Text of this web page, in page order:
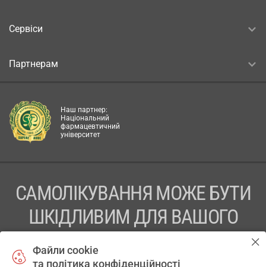
Сервіси
Партнерам
Наш партнер:
Національний
фармацевтичний
університет
САМОЛІКУВАННЯ МОЖЕ БУТИ
ШКІДЛИВИМ ДЛЯ ВАШОГО
Файли cookie
та політика конфіденційності